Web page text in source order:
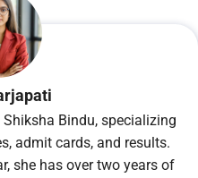
Bindu, specializing
admit cards, and results.
she has over two years of